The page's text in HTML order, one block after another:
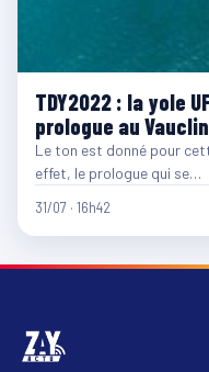
TDY2022 : la yole
prologue au Vauclin
Le ton est donné pour
effet, le prologue qui se…
31/07 · 16h42